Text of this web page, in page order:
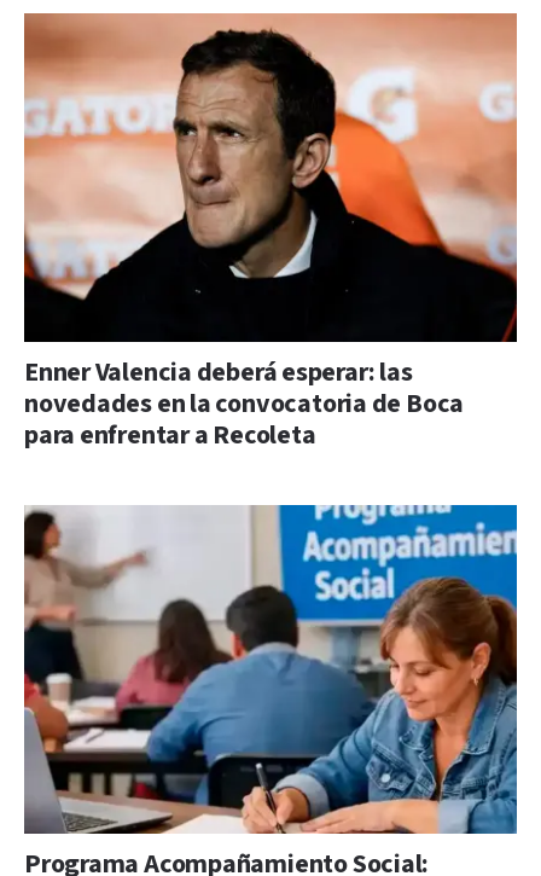
Enner Valencia deberá esperar: las
novedades en la convocatoria de Boca
para enfrentar a Recoleta
Programa Acompañamiento Social: